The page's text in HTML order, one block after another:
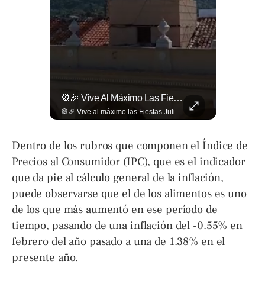
🎡🎉 Vive Al Máximo Las Fiestas Julias En Santa Ana: Tradición, Gastronomía, Juegos Mecánicos Y Un Ambiente Lleno De Color Convierten A La Ciudad Heroica...
🎡🎉 Vive al máximo las Fiestas Julias en Santa Ana: Tradición, gastronomía, juegos mecánicos y un ambiente lleno de color convierten a la Ciudad Heroica en el destino ideal para disfrutar en familia. Más detalles en ➡️ eldiariodehoy.com #ArteYCultura #fiestasjulias
Dentro de los rubros que componen el Índice de
Precios al Consumidor (IPC), que es el indicador
que da pie al cálculo general de la inflación,
puede observarse que el de los alimentos es uno
de los que más aumentó en ese período de
tiempo, pasando de una inflación del -0.55% en
febrero del año pasado a una de 1.38% en el
presente año.